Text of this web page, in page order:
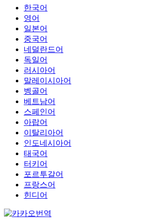
한국어
영어
일본어
중국어
네덜란드어
독일어
러시아어
말레이시아어
벵골어
베트남어
스페인어
아랍어
이탈리아어
인도네시아어
태국어
터키어
포르투갈어
프랑스어
힌디어